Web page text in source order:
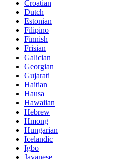
Croatian
Dutch
Estonian
Filipino
Finnish
Frisian
Galician
Georgian
Gujarati
Haitian
Hausa
Hawaiian
Hebrew
Hmong
Hungarian
Icelandic
Igbo